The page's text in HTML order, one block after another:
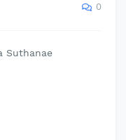
0
Suthanae